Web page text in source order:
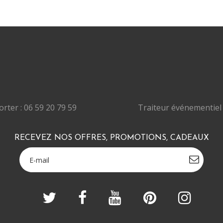
: 06 59 20 79 59 Traiteur événementiel
RECEVEZ NOS OFFRES, PROMOTIONS, CADEAUX